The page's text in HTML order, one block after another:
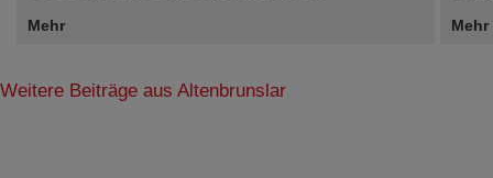
Mehr Mehr
Weitere Beiträge aus Altenbrunslar